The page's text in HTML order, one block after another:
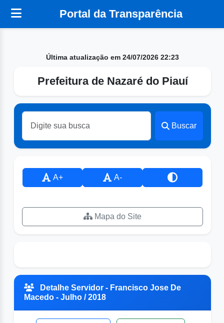
Portal da Transparência
Última atualização em 24/07/2026 22:23
Prefeitura de Nazaré do Piauí
Buscar
A+ A-
Mapa do Site
Detalhe Servidor - Francisco Jose De
Macedo - Julho / 2018